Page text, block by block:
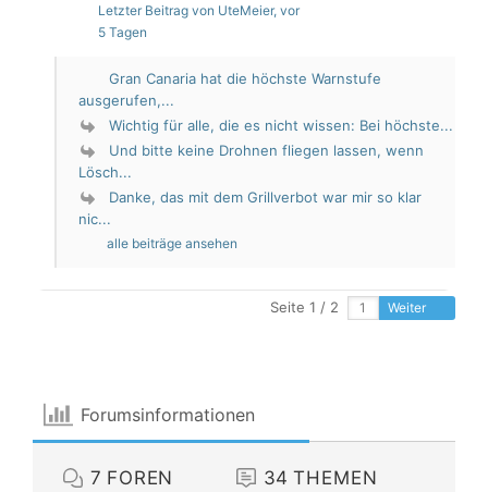
Letzter Beitrag von UteMeier, vor
5 Tagen
Gran Canaria hat die höchste Warnstufe
ausgerufen,...
Wichtig für alle, die es nicht wissen: Bei höchste...
Und bitte keine Drohnen fliegen lassen, wenn
Lösch...
Danke, das mit dem Grillverbot war mir so klar
nic...
alle beiträge ansehen
Seite 1 / 2 Weiter
Forumsinformationen
7 FOREN 34 THEMEN